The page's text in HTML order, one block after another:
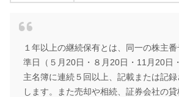
１年以上の継続保有とは、同一の株主
準日（５月20日・８月20日・11月20日
主名簿に連続５回以上、記載または記
します。また売却や相続、証券会社の